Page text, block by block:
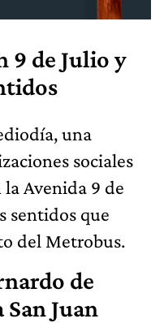
9 de Julio y
una
sociales
Avenida 9 de
sentidos que
del Metrobus.
de
Juan